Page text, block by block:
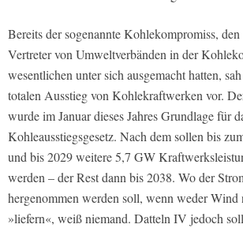
Bereits der sogenannte Kohlekompromiss,
Vertreter von Umweltverbänden in der
wesentlichen unter sich ausgemacht hatten,
totalen Ausstieg von Kohlekraftwerken vor.
wurde im Januar dieses Jahres Grundlage für
Kohleausstiegsgesetz. Nach dem sollen bis
und bis 2029 weitere 5,7 GW
werden – der Rest dann bis 2038. Wo der
hergenommen werden soll, wenn weder Wind
»liefern«, weiß niemand. Datteln IV jedoch